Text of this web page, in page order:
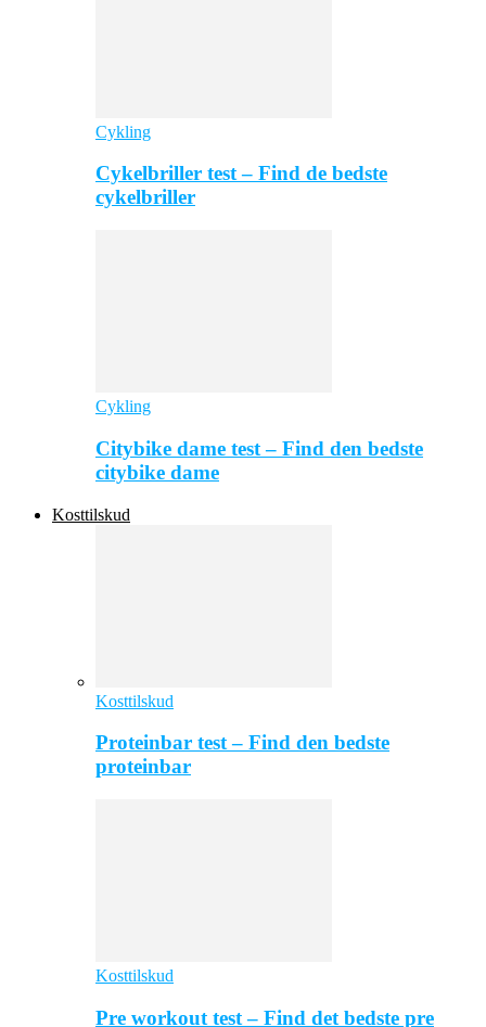
Cykling
Cykelbriller test – Find de bedste
cykelbriller
Cykling
Citybike dame test – Find den bedste
citybike dame
Kosttilskud
Kosttilskud
Proteinbar test – Find den bedste
proteinbar
Kosttilskud
Pre workout test – Find det bedste pre